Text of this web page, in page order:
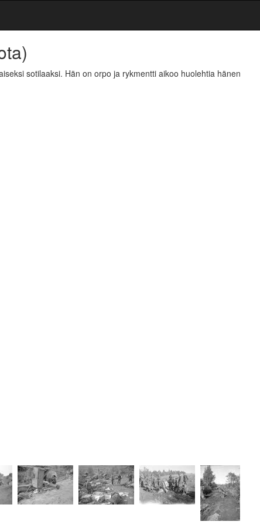
sotilaaksi. Hän on orpo ja rykmentti aikoo huolehtia hänen